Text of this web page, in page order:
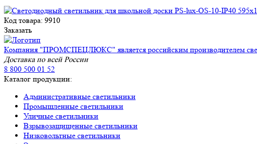
Код товара: 9910
Заказать
Компания "ПРОМСПЕЦЛЮКС" является российским производителем
Доставка по всей России
8 800 500 01 52
Каталог продукции:
Административные светильники
Промышленные светильники
Уличные светильники
Взрывозащищенные светильники
Низковольтные светильники